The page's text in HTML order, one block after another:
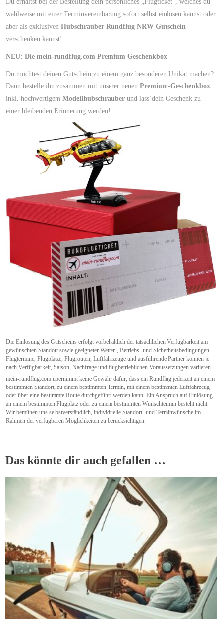
Du erhältst bei der Bestellung dein persönliches „Flugticket“, welches du
wahlweise mit einer Terminvereinbarung sofort selbst einlösen kannst oder
aber als exklusivenHubschrauber Rundflug NRW Gutschein
verschenken kannst!
NEU: Die mein-rundflug.com Premium Geschenkbox
Du möchtest deinen Gutschein zu einem ganz besonderen Unikat machen?
Dann bestelle ihn zusammen mit unserer neuenPremium-Geschenkbox
inkl. hochwertigemModellhubschrauberund lass`dein Geschenk zu
einer bleibenden Erinnerung werden!
Die Einlösung des Gutscheins erfolgt vorbehaltlich der tatsächlichen Verfügbarkeit am
gewünschten Standort sowie geeigneter Wetter-, Betriebs- und Sicherheitsbedingungen.
Flugtermine, Flugplätze, Flugrouten, Luftfahrzeuge und ausführende Partner können je
nach Verfügbarkeit, Saison, Nachfrage und flugbetrieblichen Voraussetzungen variieren.
mein-rundflug.com übernimmt keine Gewähr dafür, dass ein Rundflug jederzeit an einem
bestimmten Standort, zu einem bestimmten Termin, mit einem bestimmten Luftfahrzeug
oder über eine bestimmte Route durchgeführt werden kann. Ein Anspruch auf Einlösung
an einem bestimmten Flugplatz oder zu einem bestimmten Wunschtermin besteht nicht.
Wir bemühen uns selbstverständlich, individuelle Standort- und Terminwünsche im
Rahmen der verfügbaren Möglichkeiten zu berücksichtigen.
Das könnte dir auch gefallen …